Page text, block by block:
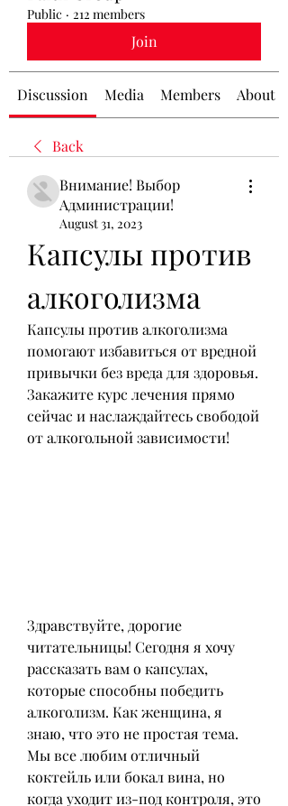
Public · 212 members
Join
Discussion Media Members About
Back
Внимание! Выбор
Администрации!
August 31, 2023
Капсулы против
алкоголизма
Капсулы против алкоголизма
помогают избавиться от вредной
привычки без вреда для здоровья.
Закажите курс лечения прямо
сейчас и наслаждайтесь свободой
от алкогольной зависимости!
Здравствуйте, дорогие
читательницы! Сегодня я хочу
рассказать вам о капсулах,
которые способны победить
алкоголизм. Как женщина, я
знаю, что это не простая тема.
Мы все любим отличный
коктейль или бокал вина, но
когда уходит из-под контроля, это